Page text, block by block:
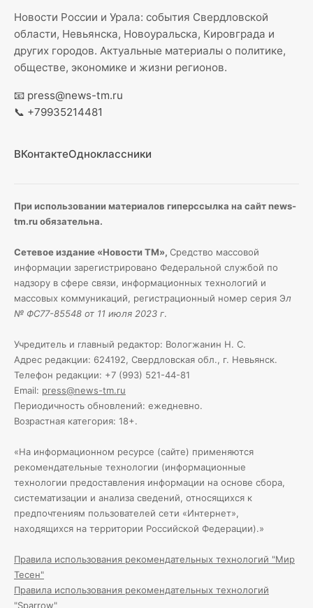
Новости России и Урала: события Свердловской
области, Невьянска, Новоуральска, Кировграда и
других городов. Актуальные материалы о политике,
обществе, экономике и жизни регионов.
📧 press@news-tm.ru
📞 +79935214481
ВКонтактеОдноклассники
При использовании материалов гиперссылка на сайт news-
tm.ru обязательна.
Сетевое издание «Новости ТМ», Средство массовой
информации зарегистрировано Федеральной службой по
надзору в сфере связи, информационных технологий и
массовых коммуникаций, регистрационный номер серия Эл
№ ФС77-85548 от 11 июля 2023 г.
Учредитель и главный редактор: Вологжанин Н. С.
Адрес редакции: 624192, Свердловская обл., г. Невьянск.
Телефон редакции: +7 (993) 521-44-81
Email: press@news-tm.ru
Периодичность обновлений: ежедневно.
Возрастная категория: 18+.
«На информационном ресурсе (сайте) применяются
рекомендательные технологии (информационные
технологии предоставления информации на основе сбора,
систематизации и анализа сведений, относящихся к
предпочтениям пользователей сети «Интернет»,
находящихся на территории Российской Федерации).»
Правила использования рекомендательных технологий "Мир
Тесен"
Правила использования рекомендательных технологий
"Sparrow"